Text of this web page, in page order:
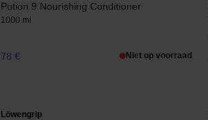
Potion 9 Nourishing Conditioner
1000 ml
78 € Niet op voorraad
Löwengrip